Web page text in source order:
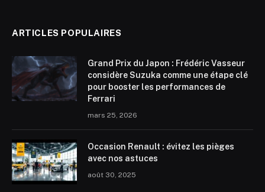
ARTICLES POPULAIRES
Grand Prix du Japon : Frédéric Vasseur
considère Suzuka comme une étape clé
pour booster les performances de
Ferrari
mars 25, 2026
Occasion Renault : évitez les pièges
avec nos astuces
août 30, 2025